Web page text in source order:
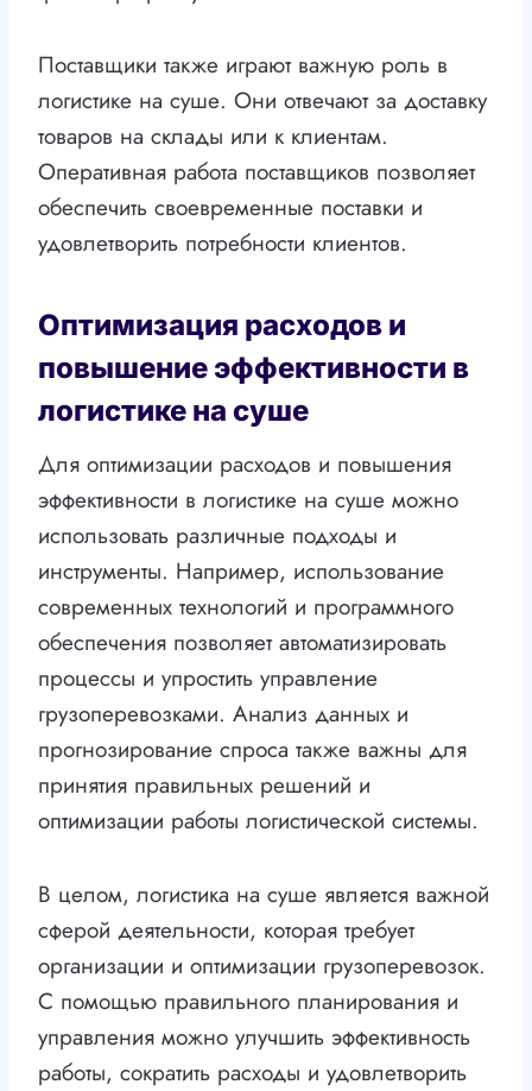
Поставщики также играют важную роль в
логистике на суше. Они отвечают за доставку
товаров на склады или к клиентам.
Оперативная работа поставщиков позволяет
обеспечить своевременные поставки и
удовлетворить потребности клиентов.
Оптимизация расходов и
повышение эффективности в
логистике на суше
Для оптимизации расходов и повышения
эффективности в логистике на суше можно
использовать различные подходы и
инструменты. Например, использование
современных технологий и программного
обеспечения позволяет автоматизировать
процессы и упростить управление
грузоперевозками. Анализ данных и
прогнозирование спроса также важны для
принятия правильных решений и
оптимизации работы логистической системы.
В целом, логистика на суше является важной
сферой деятельности, которая требует
организации и оптимизации грузоперевозок.
С помощью правильного планирования и
управления можно улучшить эффективность
работы, сократить расходы и удовлетворить